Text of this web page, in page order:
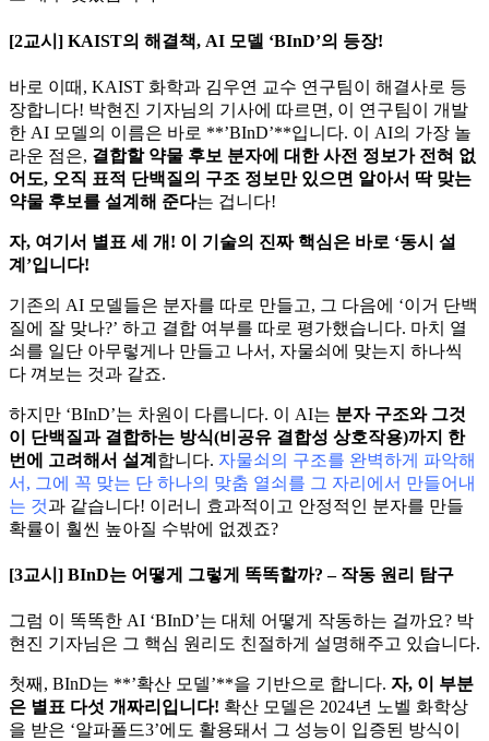
[2교시] KAIST의 해결책, AI 모델 ‘BInD’의 등장!
바로 이때, KAIST 화학과 김우연 교수 연구팀이 해결사로 등
장합니다! 박현진 기자님의 기사에 따르면, 이 연구팀이 개발
한 AI 모델의 이름은 바로 **’BInD’**입니다. 이 AI의 가장 놀
라운 점은, 결합할 약물 후보 분자에 대한 사전 정보가 전혀 없
어도, 오직 표적 단백질의 구조 정보만 있으면 알아서 딱 맞는
약물 후보를 설계해 준다는 겁니다!
자, 여기서 별표 세 개! 이 기술의 진짜 핵심은 바로 ‘동시 설
계’입니다!
기존의 AI 모델들은 분자를 따로 만들고, 그 다음에 ‘이거 단백
질에 잘 맞나?’ 하고 결합 여부를 따로 평가했습니다. 마치 열
쇠를 일단 아무렇게나 만들고 나서, 자물쇠에 맞는지 하나씩
다 껴보는 것과 같죠.
하지만 ‘BInD’는 차원이 다릅니다. 이 AI는 분자 구조와 그것
이 단백질과 결합하는 방식(비공유 결합성 상호작용)까지 한
번에 고려해서 설계 합니다. 자물쇠의 구조를 완벽하게 파악해
서, 그에 꼭 맞는 단 하나의 맞춤 열쇠를 그 자리에서 만들어내
는 것과 같습니다! 이러니 효과적이고 안정적인 분자를 만들
확률이 훨씬 높아질 수밖에 없겠죠?
[3교시] BInD는 어떻게 그렇게 똑똑할까? – 작동 원리 탐구
그럼 이 똑똑한 AI ‘BInD’는 대체 어떻게 작동하는 걸까요? 박
현진 기자님은 그 핵심 원리도 친절하게 설명해주고 있습니다.
첫째, BInD는 **’확산 모델’**을 기반으로 합니다. 자, 이 부분
은 별표 다섯 개짜리입니다! 확산 모델은 2024년 노벨 화학상
을 받은 ‘알파폴드3’에도 활용돼서 그 성능이 입증된 방식이